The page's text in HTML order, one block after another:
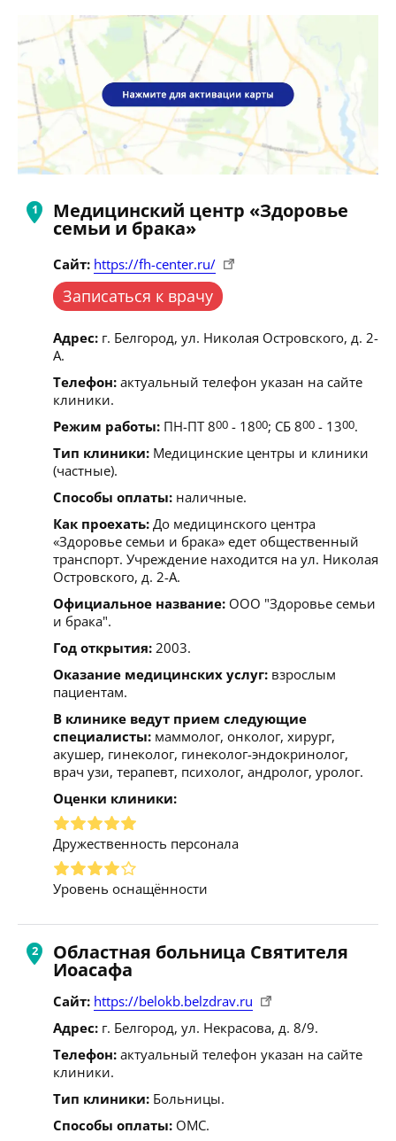
Медицинский центр «Здоровье
семьи и брака»
Сайт: https://fh-center.ru/
Записаться к врачу
Адрес: г. Белгород, ул. Николая Островского, д. 2-
А.
Телефон: актуальный телефон указан на сайте
клиники.
Режим работы: ПН-ПТ 800 - 1800; СБ 800 - 1300.
Тип клиники: Медицинские центры и клиники
(частные).
Способы оплаты: наличные.
Как проехать: До медицинского центра
«Здоровье семьи и брака» едет общественный
транспорт. Учреждение находится на ул. Николая
Островского, д. 2-А.
Официальное название: ООО "Здоровье семьи
и брака".
Год открытия: 2003.
Оказание медицинских услуг: взрослым
пациентам.
В клинике ведут прием следующие
специалисты: маммолог, онколог, хирург,
акушер, гинеколог, гинеколог-эндокринолог,
врач узи, терапевт, психолог, андролог, уролог.
Оценки клиники:
Дружественность персонала
Уровень оснащённости
Областная больница Святителя
Иоасафа
Сайт: https://belokb.belzdrav.ru
Адрес: г. Белгород, ул. Некрасова, д. 8/9.
Телефон: актуальный телефон указан на сайте
клиники.
Тип клиники: Больницы.
Способы оплаты: ОМС.